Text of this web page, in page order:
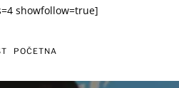
showfollow=true]
POČETNA